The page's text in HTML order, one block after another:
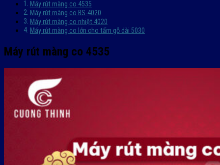
Máy rút màng co 4535
Máy rút màng co BS-4020
Máy rút màng co nhiệt 4020
Máy rút màng co lớn cho tấm gỗ dài 5030
Máy rút màng co 4535